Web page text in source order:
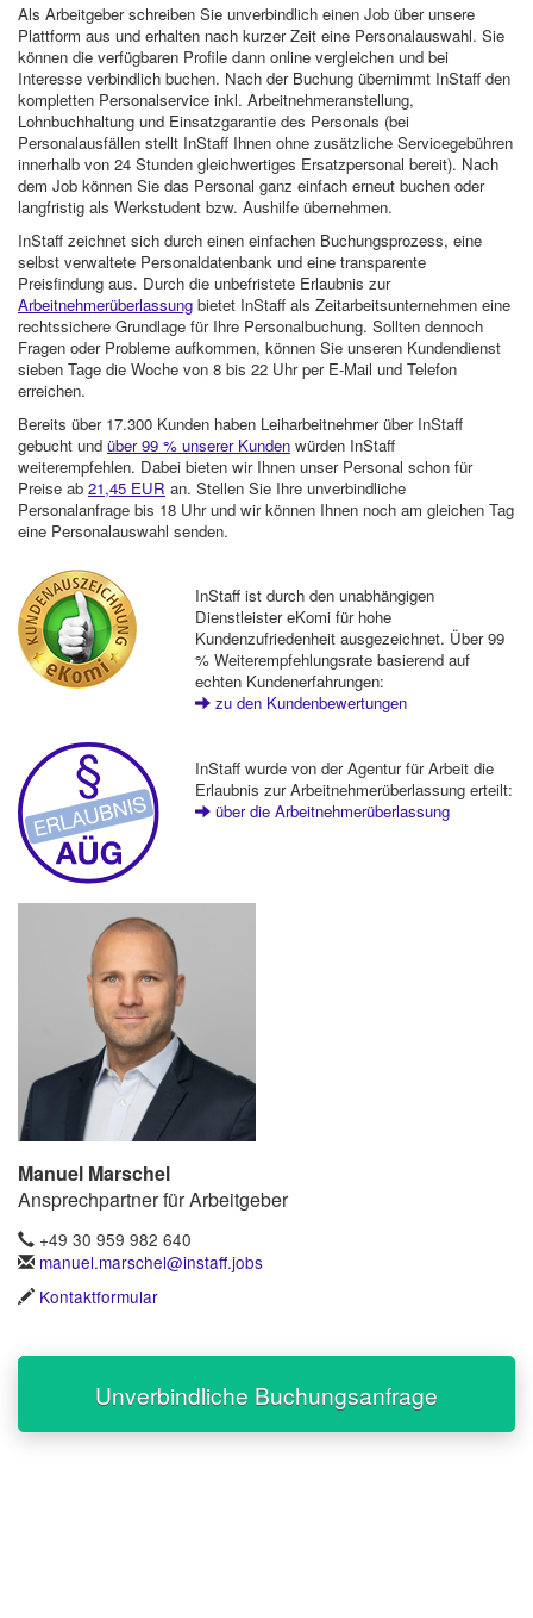
Als Arbeitgeber schreiben Sie unverbindlich einen Job über unsere
Plattform aus und erhalten nach kurzer Zeit eine Personalauswahl. Sie
können die verfügbaren Profile dann online vergleichen und bei
Interesse verbindlich buchen. Nach der Buchung übernimmt InStaff den
kompletten Personalservice inkl. Arbeitnehmeranstellung,
Lohnbuchhaltung und Einsatzgarantie des Personals (bei
Personalausfällen stellt InStaff Ihnen ohne zusätzliche Servicegebühren
innerhalb von 24 Stunden gleichwertiges Ersatzpersonal bereit). Nach
dem Job können Sie das Personal ganz einfach erneut buchen oder
langfristig als Werkstudent bzw. Aushilfe übernehmen.
InStaff zeichnet sich durch einen einfachen Buchungsprozess, eine
selbst verwaltete Personaldatenbank und eine transparente
Preisfindung aus. Durch die unbefristete Erlaubnis zur
Arbeitnehmerüberlassung bietet InStaff als Zeitarbeitsunternehmen eine
rechtssichere Grundlage für Ihre Personalbuchung. Sollten dennoch
Fragen oder Probleme aufkommen, können Sie unseren Kundendienst
sieben Tage die Woche von 8 bis 22 Uhr per E-Mail und Telefon
erreichen.
Bereits über 17.300 Kunden haben Leiharbeitnehmer über InStaff
gebucht und über 99 % unserer Kunden würden InStaff
weiterempfehlen. Dabei bieten wir Ihnen unser Personal schon für
Preise ab 21,45 EUR an. Stellen Sie Ihre unverbindliche
Personalanfrage bis 18 Uhr und wir können Ihnen noch am gleichen Tag
eine Personalauswahl senden.
InStaff ist durch den unabhängigen
Dienstleister eKomi für hohe
Kundenzufriedenheit ausgezeichnet. Über 99
% Weiterempfehlungsrate basierend auf
echten Kundenerfahrungen:
zu den Kundenbewertungen
InStaff wurde von der Agentur für Arbeit die
Erlaubnis zur Arbeitnehmerüberlassung erteilt:
über die Arbeitnehmerüberlassung
Manuel Marschel
Ansprechpartner für Arbeitgeber
+49 30 959 982 640
manuel.marschel@instaff.jobs
Kontaktformular
Unverbindliche Buchungsanfrage